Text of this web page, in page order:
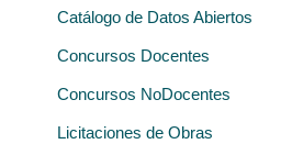
Catálogo de Datos Abiertos
Concursos Docentes
Concursos NoDocentes
Licitaciones de Obras